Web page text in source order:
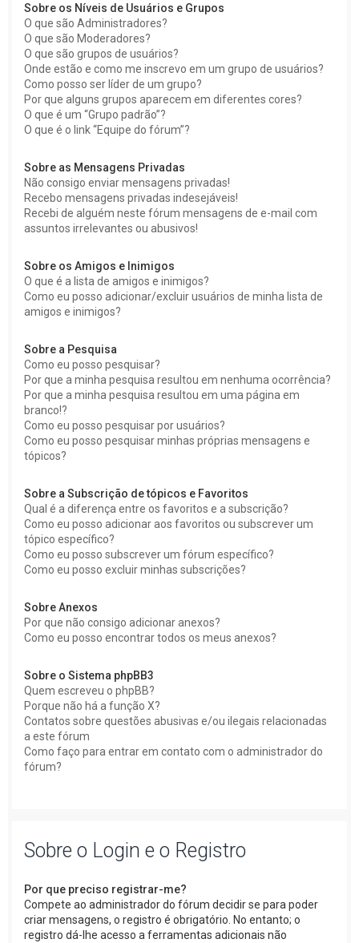
Sobre os Níveis de Usuários e Grupos
O que são Administradores?
O que são Moderadores?
O que são grupos de usuários?
Onde estão e como me inscrevo em um grupo de usuários?
Como posso ser líder de um grupo?
Por que alguns grupos aparecem em diferentes cores?
O que é um “Grupo padrão”?
O que é o link “Equipe do fórum”?
Sobre as Mensagens Privadas
Não consigo enviar mensagens privadas!
Recebo mensagens privadas indesejáveis!
Recebi de alguém neste fórum mensagens de e-mail com
assuntos irrelevantes ou abusivos!
Sobre os Amigos e Inimigos
O que é a lista de amigos e inimigos?
Como eu posso adicionar/excluir usuários de minha lista de
amigos e inimigos?
Sobre a Pesquisa
Como eu posso pesquisar?
Por que a minha pesquisa resultou em nenhuma ocorrência?
Por que a minha pesquisa resultou em uma página em
branco!?
Como eu posso pesquisar por usuários?
Como eu posso pesquisar minhas próprias mensagens e
tópicos?
Sobre a Subscrição de tópicos e Favoritos
Qual é a diferença entre os favoritos e a subscrição?
Como eu posso adicionar aos favoritos ou subscrever um
tópico específico?
Como eu posso subscrever um fórum específico?
Como eu posso excluir minhas subscrições?
Sobre Anexos
Por que não consigo adicionar anexos?
Como eu posso encontrar todos os meus anexos?
Sobre o Sistema phpBB3
Quem escreveu o phpBB?
Porque não há a função X?
Contatos sobre questões abusivas e/ou ilegais relacionadas
a este fórum
Como faço para entrar em contato com o administrador do
fórum?
Sobre o Login e o Registro
Por que preciso registrar-me?
Compete ao administrador do fórum decidir se para poder
criar mensagens, o registro é obrigatório. No entanto; o
registro dá-lhe acesso a ferramentas adicionais não